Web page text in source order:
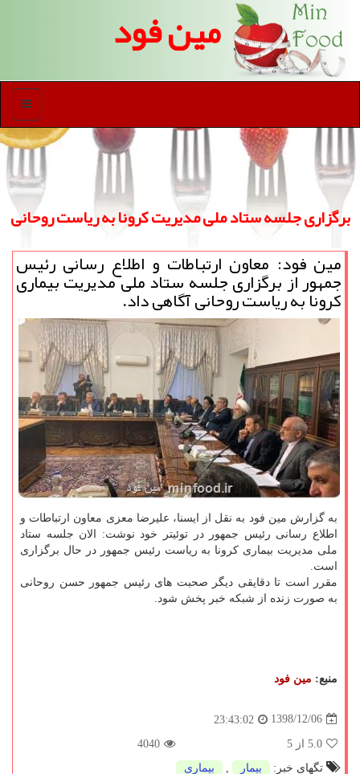
مین فود
منو
برگزاری جلسه ستاد ملی مدیریت كرونا به ریاست روحانی
مین فود: معاون ارتباطات و اطلاع رسانی رئیس
جمهور از برگزاری جلسه ستاد ملی مدیریت بیماری
كرونا به ریاست روحانی آگاهی داد.
به گزارش مین فود به نقل از ایسنا، علیرضا معزی معاون ارتباطات و
اطلاع رسانی رئیس جمهور در توئیتر خود نوشت: الان جلسه ستاد
ملی مدیریت بیماری كرونا به ریاست رئیس جمهور در حال برگزاری
است.
مقرر است تا دقایقی دیگر صحبت های رئیس جمهور حسن روحانی
به صورت زنده از شبكه خبر پخش شود.
منبع: مین فود
1398/12/06
23:43:02
5.0 از 5
4040
تگهای خبر:
بیمار بیماری